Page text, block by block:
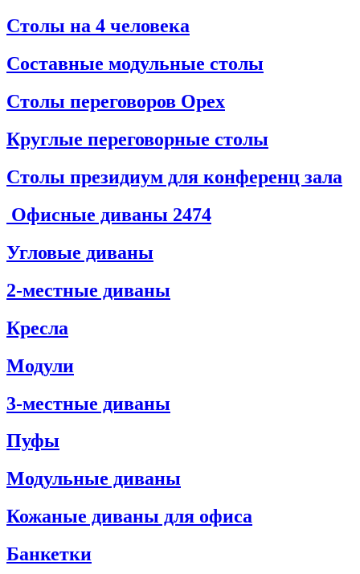
Столы на 4 человека
Составные модульные столы
Столы переговоров Орех
Круглые переговорные столы
Столы президиум для конференц зала
Офисные диваны 2474
Угловые диваны
2-местные диваны
Кресла
Модули
3-местные диваны
Пуфы
Модульные диваны
Кожаные диваны для офиса
Банкетки